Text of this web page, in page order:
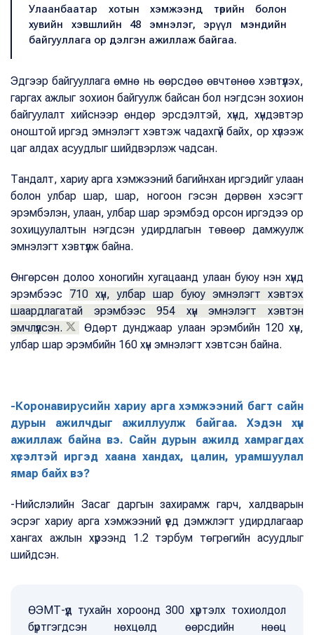
Улаанбаатар хотын хэмжээнд төрийн болон
хувийн хэвшлийн 48 эмнэлэг, эрүүл мэндийн
байгууллага ор дэлгэн ажиллаж байгаа.
Эдгээр байгууллага өмнө нь өөрсдөө өвчтөнөө хэвтүүлэх,
гаргах ажлыг зохион байгуулж байсан бол нэгдсэн зохион
байгуулалт хийснээр өндөр эрсдэлтэй, хүнд, хүндэвтэр
оноштой иргэд эмнэлэгт хэвтэж чадахгүй байх, ор хүлээж
цаг алдах асуудлыг шийдвэрлэж чадсан.
Тандалт, хариу арга хэмжээний багийнхан иргэдийг улаан
болон улбар шар, шар, ногоон гэсэн дөрвөн хэсэгт
эрэмбэлэн, улаан, улбар шар эрэмбэд орсон иргэдээ ор
зохицуулалтын нэгдсэн удирдлагын төвөөр дамжуулж
эмнэлэгт хэвтүүлж байна.
Өнгөрсөн долоо хоногийн хугацаанд улаан буюу нэн хүнд
эрэмбээс 710 хүн, улбар шар буюу эмнэлэгт хэвтэх
шаардлагатай эрэмбээс 954 хүн эмнэлэгт хэвтэн
эмчлүүлсэн.
Өдөрт дунджаар улаан эрэмбийн 120 хүн,
улбар шар эрэмбийн 160 хүн эмнэлэгт хэвтсэн байна.
-Коронавирусийн хариу арга хэмжээний багт сайн
дурын ажилчдыг ажиллуулж байгаа. Хэдэн хүн
ажиллаж байна вэ. Сайн дурын ажилд хамрагдах
хүсэлтэй иргэд хаана хандах, цалин, урамшуулал
ямар байх вэ?
-Нийслэлийн Засаг даргын захирамж гарч, халдварын
эсрэг хариу арга хэмжээний үед дэмжлэгт удирдлагаар
хангах ажлын хүрээнд 1.2 тэрбум төгрөгийн асуудлыг
шийдсэн.
ӨЭМТ-үүд тухайн хороонд 300 хүртэлх тохиолдол
бүртгэгдсэн нөхцөлд өөрсдийн нөөц